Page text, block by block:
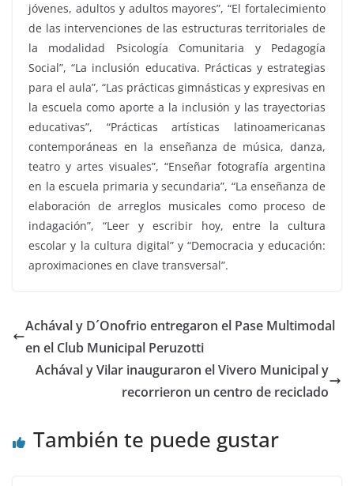
jóvenes, adultos y adultos mayores”, “El fortalecimiento
de las intervenciones de las estructuras territoriales de
la modalidad Psicología Comunitaria y Pedagogía
Social”, “La inclusión educativa. Prácticas y estrategias
para el aula”, “Las prácticas gimnásticas y expresivas en
la escuela como aporte a la inclusión y las trayectorias
educativas”, “Prácticas artísticas latinoamericanas
contemporáneas en la enseñanza de música, danza,
teatro y artes visuales”, “Enseñar fotografía argentina
en la escuela primaria y secundaria”, “La enseñanza de
elaboración de arreglos musicales como proceso de
indagación”, “Leer y escribir hoy, entre la cultura
escolar y la cultura digital” y “Democracia y educación:
aproximaciones en clave transversal”.
Achával y D´Onofrio entregaron el Pase Multimodal
en el Club Municipal Peruzotti
Achával y Vilar inauguraron el Vivero Municipal y
recorrieron un centro de reciclado
También te puede gustar